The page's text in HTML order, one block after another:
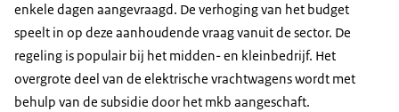
enkele dagen aangevraagd. De verhoging van het budget
speelt in op deze aanhoudende vraag vanuit de sector. De
regeling is populair bij het midden- en kleinbedrijf. Het
overgrote deel van de elektrische vrachtwagens wordt met
behulp van de subsidie door het mkb aangeschaft.